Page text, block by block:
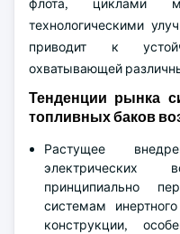
флота, циклами
технологическими
приводит к
охватывающей
Тенденции рынка
топливных баков
Растущее
электрических
принципиально
системам
конструкции,